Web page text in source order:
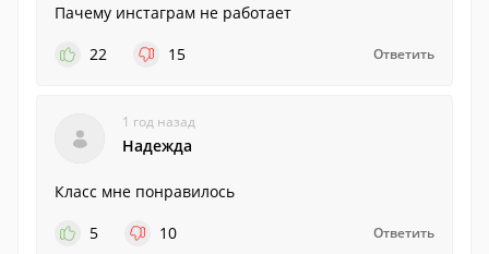
Пачему инстаграм не работает
22
15 Ответить
1 год назад
Надежда
Класс мне понравилось
5
10 Ответить